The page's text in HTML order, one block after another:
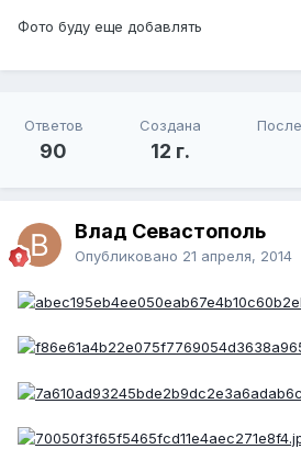
Фото буду еще добавлять
Ответов
90
Создана
12 г.
Влад Севастополь
Опубликовано 21 апреля, 2014